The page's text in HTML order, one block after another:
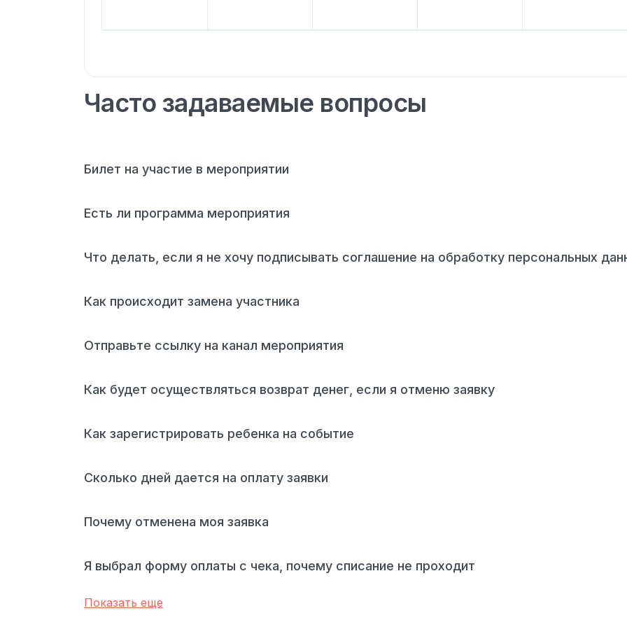
Часто задаваемые вопросы
Билет на участие в мероприятии
Есть ли программа мероприятия
Что делать, если я не хочу подписывать соглашение на обработку персональных
Как происходит замена участника
Отправьте ссылку на канал мероприятия
Как будет осуществляться возврат денег, если я отменю заявку
Как зарегистрировать ребенка на событие
Сколько дней дается на оплату заявки
Почему отменена моя заявка
Я выбрал форму оплаты с чека, почему списание не проходит
Показать еще